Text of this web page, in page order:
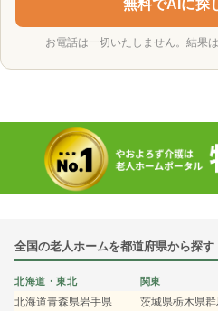
無料でAIに探
お電話は一切いたしません。結果
全国の老人ホームを都道府県から探す
北海道・東北
北海道青森県岩手県
関東
茨城県栃木県